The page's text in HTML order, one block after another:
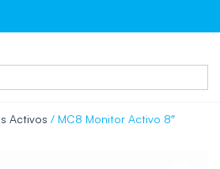
Activos / MC8 Monitor Activo 8″